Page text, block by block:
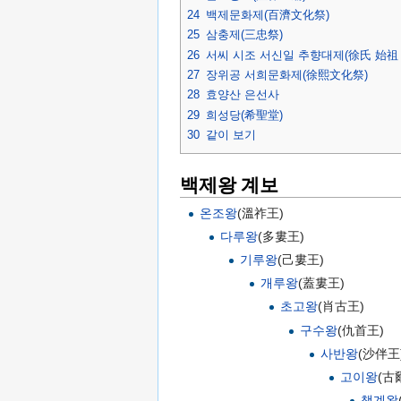
24 백제문화제(百濟文化祭)
25 삼충제(三忠祭)
26 서씨 시조 서신일 추향대제(徐氏 始
27 장위공 서희문화제(徐熙文化祭)
28 효양산 은선사
29 희성당(希聖堂)
30 같이 보기
백제왕 계보
온조왕(溫祚王)
다루왕(多婁王)
기루왕(己婁王)
개루왕(蓋婁王)
초고왕(肖古王)
구수왕(仇首王)
사반왕(沙伴
고이왕(古